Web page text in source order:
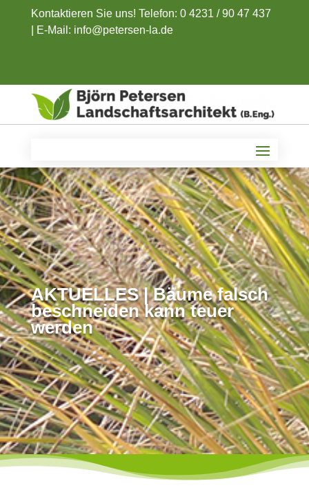
Kontaktieren Sie uns! Telefon: 0 4231 / 90 47 437
E-Mail: info@petersen-la.de
AKTUELLES | Bäume falsch
beschneiden kann teuer
werden